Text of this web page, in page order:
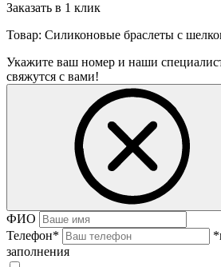
Заказать в 1 клик
Товар: Силиконовые браслеты с
Укажите ваш номер и наши
свяжутся с вами!
ФИО
Телефон*
заполнения